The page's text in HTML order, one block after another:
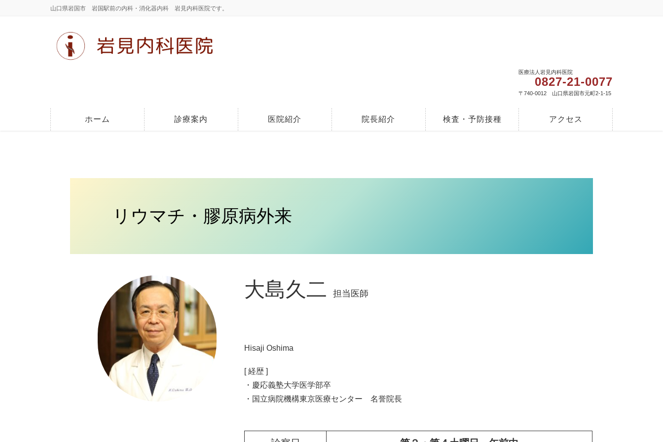
山口県岩国市 岩国駅前の内科・消化器内科 岩見内科医院です。
医療法人岩見内科医院
0827-21-0077
〒740-0012 山口県岩国市元町2-1-15
ホーム 診療案内 医院紹介 院長紹介 検査・予防接種 アクセス
リウマチ・膠原病外来
大島久二担当医師
Hisaji Oshima
[ 経歴 ]
・慶応義塾大学医学部卒
・国立病院機構東京医療センター 名誉院長